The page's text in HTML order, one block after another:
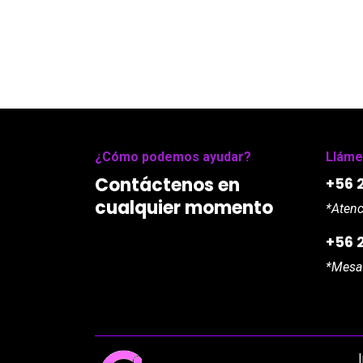
¿Cómo podemos ayudar?
Contáctenos en
cualquier momento
+56
+56